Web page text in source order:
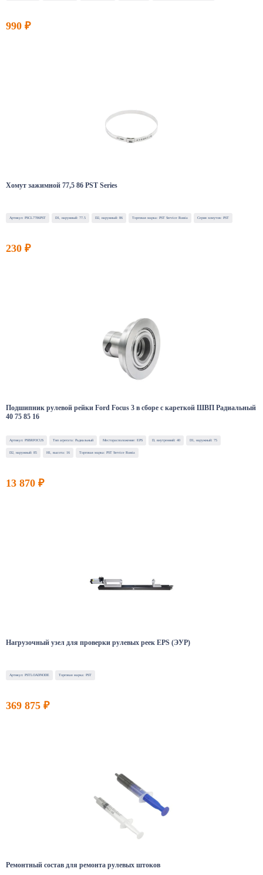
990 ₽
Хомут зажимной 77,5 86 PST Series
Артикул: PSCL7786PST D1, наружный: 77.5 D2, наружный: 86 Торговая марка: PST Service Russia Серия хомутов: PST
230 ₽
Подшипник рулевой рейки Ford Focus 3 в сборе с кареткой ШВП Радиальный
40 75 85 16
Артикул: PSBRFOCUS Тип агрегата: Радиальный Месторасположение: EPS D, внутренний: 40 D1, наружный: 75
D2, наружный: 85 H1, высота: 16 Торговая марка: PST Service Russia
13 870 ₽
Нагрузочный узел для проверки рулевых реек EPS (ЭУР)
Артикул: PSTLOADNODE Торговая марка: PST
369 875 ₽
Ремонтный состав для ремонта рулевых штоков